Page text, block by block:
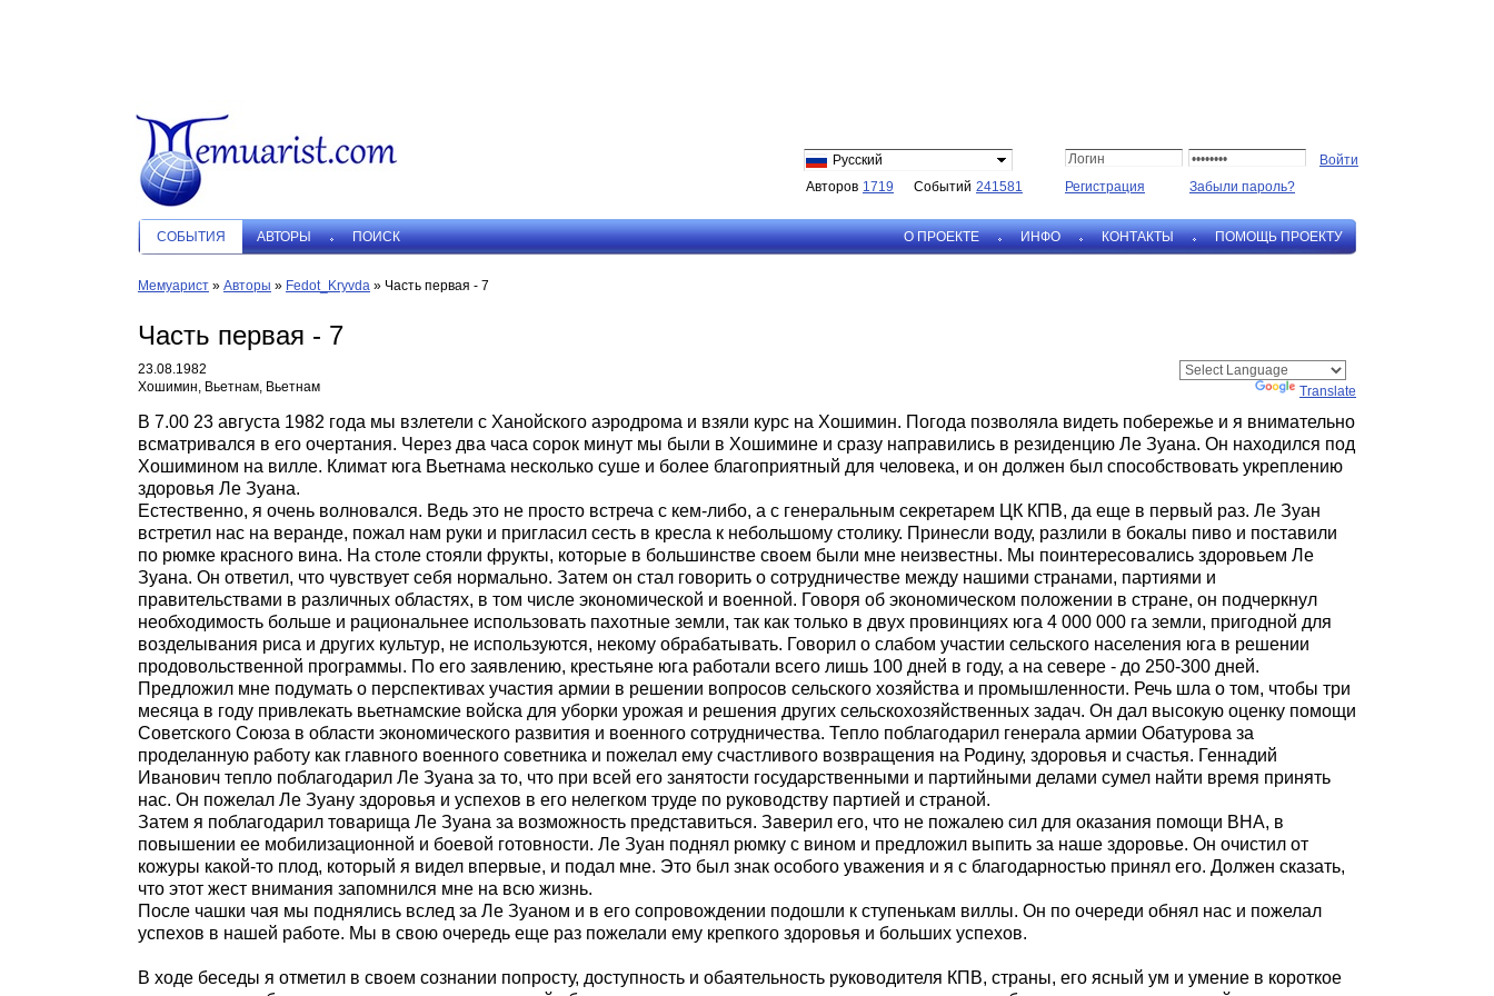
Русский
Авторов 1719 Событий 241581 Регистрация Забыли пароль?
СОБЫТИЯ АВТОРЫ ПОИСК О ПРОЕКТЕ ИНФО КОНТАКТЫ ПОМОЩЬ ПРОЕКТУ
Мемуарист » Авторы » Fedot_Kryvda » Часть первая - 7
Часть первая - 7
23.08.1982
Хошимин, Вьетнам, Вьетнам
Translate
В 7.00 23 августа 1982 года мы взлетели с Ханойского аэродрома и взяли курс на Хошимин. Погода позволяла видеть побережье и я внимательно
всматривался в его очертания. Через два часа сорок минут мы были в Хошимине и сразу направились в резиденцию Ле Зуана. Он находился под
Хошимином на вилле. Климат юга Вьетнама несколько суше и более благоприятный для человека, и он должен был способствовать укреплению
здоровья Ле Зуана.
Естественно, я очень волновался. Ведь это не просто встреча с кем-либо, а с генеральным секретарем ЦК КПВ, да еще в первый раз. Ле Зуан
встретил нас на веранде, пожал нам руки и пригласил сесть в кресла к небольшому столику. Принесли воду, разлили в бокалы пиво и поставили
по рюмке красного вина. На столе стояли фрукты, которые в большинстве своем были мне неизвестны. Мы поинтересовались здоровьем Ле
Зуана. Он ответил, что чувствует себя нормально. Затем он стал говорить о сотрудничестве между нашими странами, партиями и
правительствами в различных областях, в том числе экономической и военной. Говоря об экономическом положении в стране, он подчеркнул
необходимость больше и рациональнее использовать пахотные земли, так как только в двух провинциях юга 4 000 000 га земли, пригодной для
возделывания риса и других культур, не используются, некому обрабатывать. Говорил о слабом участии сельского населения юга в решении
продовольственной программы. По его заявлению, крестьяне юга работали всего лишь 100 дней в году, а на севере - до 250-300 дней.
Предложил мне подумать о перспективах участия армии в решении вопросов сельского хозяйства и промышленности. Речь шла о том, чтобы три
месяца в году привлекать вьетнамские войска для уборки урожая и решения других сельскохозяйственных задач. Он дал высокую оценку помощи
Советского Союза в области экономического развития и военного сотрудничества. Тепло поблагодарил генерала армии Обатурова за
проделанную работу как главного военного советника и пожелал ему счастливого возвращения на Родину, здоровья и счастья. Геннадий
Иванович тепло поблагодарил Ле Зуана за то, что при всей его занятости государственными и партийными делами сумел найти время принять
нас. Он пожелал Ле Зуану здоровья и успехов в его нелегком труде по руководству партией и страной.
Затем я поблагодарил товарища Ле Зуана за возможность представиться. Заверил его, что не пожалею сил для оказания помощи ВНА, в
повышении ее мобилизационной и боевой готовности. Ле Зуан поднял рюмку с вином и предложил выпить за наше здоровье. Он очистил от
кожуры какой-то плод, который я видел впервые, и подал мне. Это был знак особого уважения и я с благодарностью принял его. Должен сказать,
что этот жест внимания запомнился мне на всю жизнь.
После чашки чая мы поднялись вслед за Ле Зуаном и в его сопровождении подошли к ступенькам виллы. Он по очереди обнял нас и пожелал
успехов в нашей работе. Мы в свою очередь еще раз пожелали ему крепкого здоровья и больших успехов.
В ходе беседы я отметил в своем сознании попросту, доступность и обаятельность руководителя КПВ, страны, его ясный ум и умение в короткое